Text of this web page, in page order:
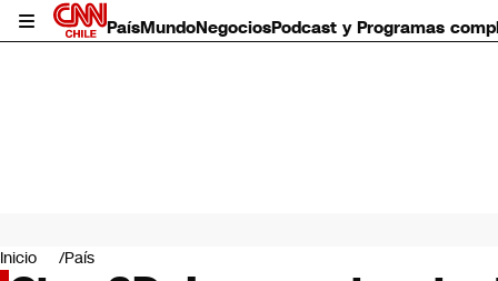
PaísMundoNegociosPodcast y Programas
Mundo
Negocios
Inicio País